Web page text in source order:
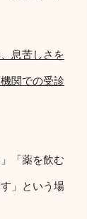
息苦しさを
関での受診
「薬を飲む
」という場